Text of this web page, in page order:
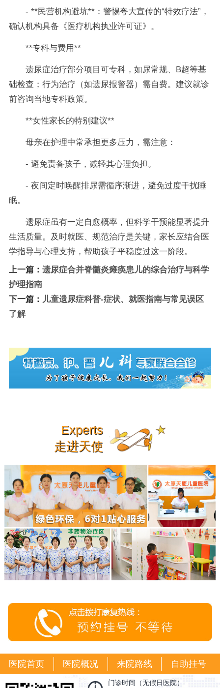
- **民营机构避坑**：警惕夸大宣传的“特效疗法”，
确认机构具备《医疗机构执业许可证》。
**专科与费用**
遗尿症治疗部分项目可专科，如尿常规、B超等基
础检查；行为治疗（如遗尿报警器）需自费。建议就诊
前咨询当地专科政策。
**女性家长的特别建议**
母亲在护理中常承担更多压力，需注意：
- 避免责备孩子，减轻其心理负担。
- 夜间定时唤醒排尿需循序渐进，避免过度干扰睡
眠。
遗尿症虽有一定自愈概率，但科学干预能显著提升
生活质量。及时就医、规范治疗是关键，家长应结合医
学指导与心理支持，帮助孩子平稳度过这一阶段。
上一篇： 遗尿症合并脊髓炎瘫痪患儿的综合治疗与科学
护理指南
下一篇： 儿童遗尿症科普-症状、就医指南与常见误区
了解
Experts
走进天使
医院首页 医院概况 来院路线 自助挂号
门诊时间（无假日医院）